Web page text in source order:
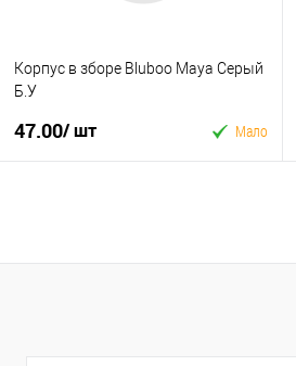
Корпус в зборе Bluboo Maya Серый
Б.У
47.00/ шт Мало